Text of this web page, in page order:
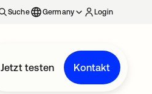
Suche Germany Login
Jetzt testen Kontakt